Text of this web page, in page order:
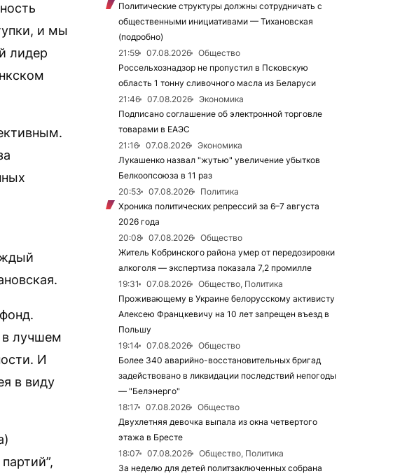
и мы
лидер
в лучшем
И
в виду
Политические структуры должны сотрудничать с
общественными инициативами — Тихановская
(подробно)
21:59
07.08.2026
Общество
Россельхознадзор не пропустил в Псковскую
область 1 тонну сливочного масла из Беларуси
21:46
07.08.2026
Экономика
Подписано соглашение об электронной торговле
товарами в ЕАЭС
21:16
07.08.2026
Экономика
Лукашенко назвал "жутью" увеличение убытков
Белкоопсоюза в 11 раз
20:53
07.08.2026
Политика
Хроника политических репрессий за 6–7 августа
2026 года
20:08
07.08.2026
Общество
Житель Кобринского района умер от передозировки
алкоголя — экспертиза показала 7,2 промилле
19:31
07.08.2026
Общество, Политика
Проживающему в Украине белорусскому активисту
Алексею Францкевичу на 10 лет запрещен въезд в
Польшу
19:14
07.08.2026
Общество
Более 340 аварийно-восстановительных бригад
задействовано в ликвидации последствий непогоды
— "Белэнерго"
18:17
07.08.2026
Общество
Двухлетняя девочка выпала из окна четвертого
этажа в Бресте
18:07
07.08.2026
Общество, Политика
За неделю для детей политзаключенных собрана